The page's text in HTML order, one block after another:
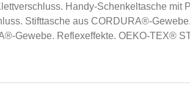
Handy-Schenkeltasche mit
Stifttasche aus CORDURA®-
Gewebe. Reflexeffekte. OEKO-TEX®